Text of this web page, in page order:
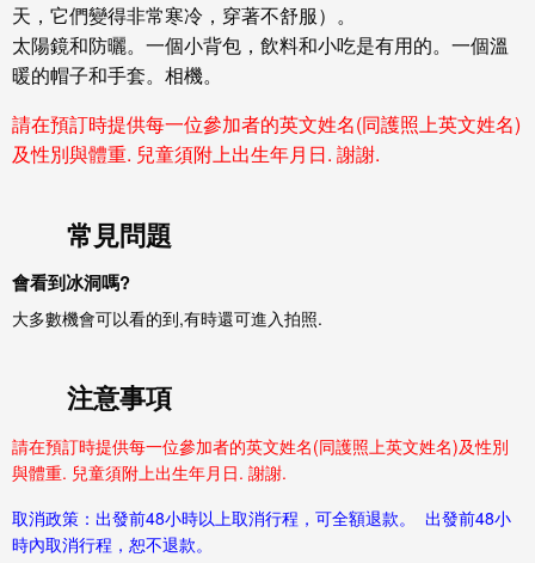
天，它們變得非常寒冷，穿著不舒服）。
太陽鏡和防曬。一個小背包，飲料和小吃是有用的。一個溫
暖的帽子和手套。相機。
請在預訂時提供每一位參加者的英文姓名(同護照上英文姓名)
及性別與體重. 兒童須附上出生年月日. 謝謝.
常見問題
會看到冰洞嗎?
大多數機會可以看的到,有時還可進入拍照.
注意事項
請在預訂時提供每一位參加者的英文姓名(同護照上英文姓名)及性別
與體重. 兒童須附上出生年月日. 謝謝.
取消政策：出發前48小時以上取消行程，可全額退款。 出發前48小
時內取消行程，恕不退款。